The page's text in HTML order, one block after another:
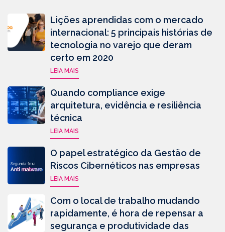
Lições aprendidas com o mercado
internacional: 5 principais histórias de
tecnologia no varejo que deram
certo em 2020
LEIA MAIS
Quando compliance exige
arquitetura, evidência e resiliência
técnica
LEIA MAIS
O papel estratégico da Gestão de
Riscos Cibernéticos nas empresas
LEIA MAIS
Com o local de trabalho mudando
rapidamente, é hora de repensar a
segurança e produtividade das